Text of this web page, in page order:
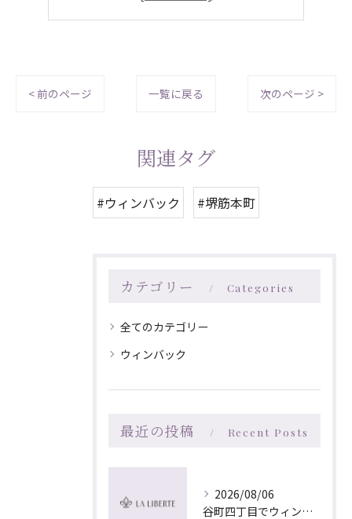
< 前のページ 一覧に戻る 次のページ >
関連タグ
#ウィンバック #堺筋本町
カテゴリー Categories
全てのカテゴリー
ウィンバック
最近の投稿 Recent Posts
2026/08/06
谷町四丁目でウィンバック×マッサージ｜LA LIBERTE